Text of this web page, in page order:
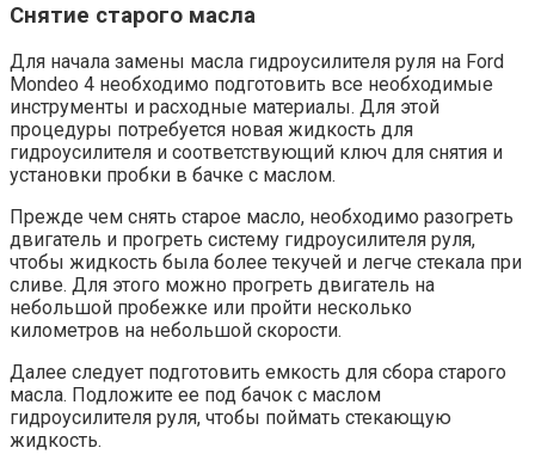
Снятие старого масла
Для начала замены масла гидроусилителя руля на Ford
Mondeo 4 необходимо подготовить все необходимые
инструменты и расходные материалы. Для этой
процедуры потребуется новая жидкость для
гидроусилителя и соответствующий ключ для снятия и
установки пробки в бачке с маслом.
Прежде чем снять старое масло, необходимо разогреть
двигатель и прогреть систему гидроусилителя руля,
чтобы жидкость была более текучей и легче стекала при
сливе. Для этого можно прогреть двигатель на
небольшой пробежке или пройти несколько
километров на небольшой скорости.
Далее следует подготовить емкость для сбора старого
масла. Подложите ее под бачок с маслом
гидроусилителя руля, чтобы поймать стекающую
жидкость.